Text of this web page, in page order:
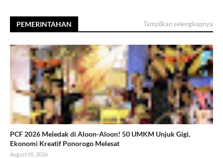
PEMERINTAHAN Tampilkan selengkapnya
PCF 2026 Meledak di Aloon-Aloon! 50 UMKM Unjuk Gigi,
Ekonomi Kreatif Ponorogo Melesat
August 05, 2026